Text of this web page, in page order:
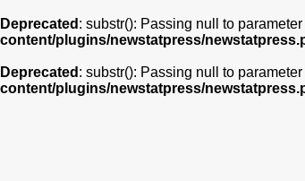
Deprecated : substr(): Passing null to
content/plugins/newstatpress/
Deprecated : substr(): Passing null to
content/plugins/newstatpress/